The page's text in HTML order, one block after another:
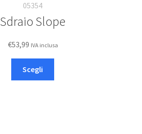
05354
Sdraio Slope
€53,99 IVA inclusa
Scegli